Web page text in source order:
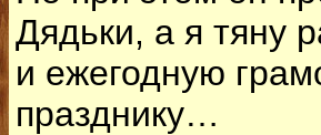
Дядьки, а я тяну
и ежегодную
празднику…